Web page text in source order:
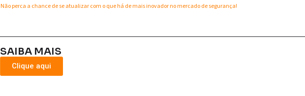
Não perca a chance de se atualizar com o que há de mais inovador no mercado de segurança!
SAIBA MAIS
Clique aqui